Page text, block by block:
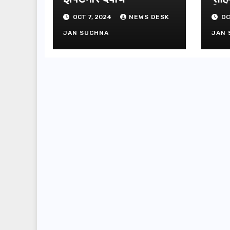
OCT 7, 2024 NEWS DESK
JAN SUCHNA JAN